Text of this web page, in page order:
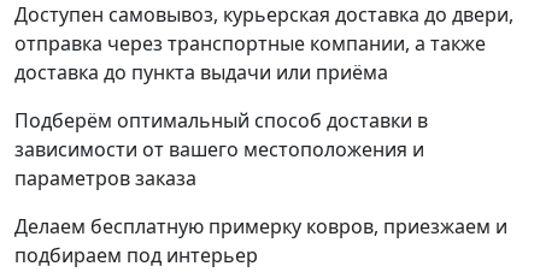
Доступен самовывоз, курьерская доставка до двери,
отправка через транспортные компании, а также
доставка до пункта выдачи или приёма
Подберём оптимальный способ доставки в
зависимости от вашего местоположения и
параметров заказа
Делаем бесплатную примерку ковров, приезжаем и
подбираем под интерьер